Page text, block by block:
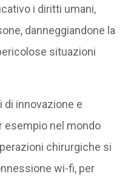
i diritti umani,
danneggiandone la
situazioni
innovazione e
esempio nel mondo
chirurgiche si
wi-fi, per